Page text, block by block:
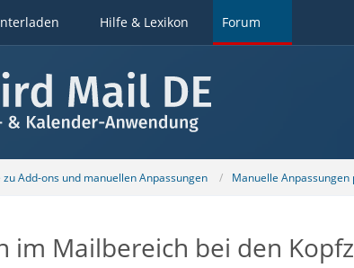
Hilfe & Lexikon Forum
zu Add-ons und manuellen Anpassungen Manuelle Anpassungen
im Mailbereich bei den